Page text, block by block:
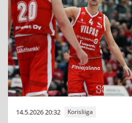
14.5.2026 20:32 Korisliiga